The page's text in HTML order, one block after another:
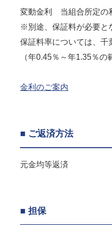
変動金利 当組合所定の
※別途、保証料が必要と
保証料率については、千
（年0.45％～年1.35％の
金利のご案内
■ ご返済方法
元金均等返済
■ 担保